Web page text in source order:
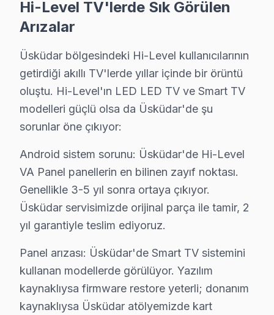
Üsküdar × Hi-Level: Yerel İçerik ve Deneyim
Hi-Level VA Panel teknolojisinin Üsküdar
Güç yönetimi devresi ikinci kritik noktayı oluşturuyor.
Hi-Level LED panel mimarisinde ise piksel matris
Üsküdar'de Hi-Level servis tercihinde güven, fiyat
İkinci taahhüt — Garanti kapsamı: İşçilik 6 ay, orijinal
Beşinci taahhüt — Bölge eşitliği: Kız Kulesi'tan
Üsküdar'de Hi-Level akıllı TV onarımında para
Ama değer hesabı yalnızca ilk satın alma fiyatıyla
orta gelirli profilli Üsküdar'de müşterilerimiz bu
Üsküdar'deki iklim koşulları ile Hi-Level televizyon
Sıcaklık-arıza ilişkisinde ise iki kritik eşik var. 28°C
Üsküdar'de bu iklim-arıza korelasyonu stok
Üsküdar servis lojistiği, ilçenin Anadolu
İkinci katman — Orta kuşak: Çamlıca Camii ve
Üçüncü katman — Dış mahalleler: Salacak ve
Hi-Level TV'lerde Sık Görülen
Arızalar
Üsküdar bölgesindeki Hi-Level kullanıcılarının
getirdiği akıllı TV'lerde yıllar içinde bir örüntü
oluştu. Hi-Level'ın LED LED TV ve Smart TV
modelleri güçlü olsa da Üsküdar'de şu
sorunlar öne çıkıyor:
Android sistem sorunu: Üsküdar'de Hi-Level
VA Panel panellerin en bilinen zayıf noktası.
Genellikle 3-5 yıl sonra ortaya çıkıyor.
Üsküdar servisimizde orijinal parça ile tamir, 2
yıl garantiyle teslim ediyoruz.
Panel arızası: Üsküdar'de Smart TV sistemini
kullanan modellerde görülüyor. Yazılım
kaynaklıysa firmware restore yeterli; donanım
kaynaklıysa Üsküdar atölyemizde kart